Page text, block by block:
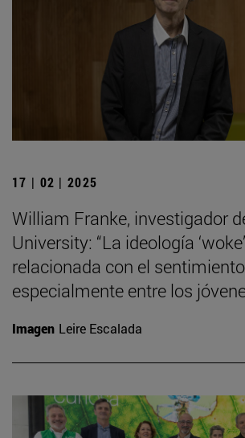
17 | 02 | 2025
William Franke, investigador
University: “La ideología
relacionada con el
especialmente entre los
Imagen Leire Escalada